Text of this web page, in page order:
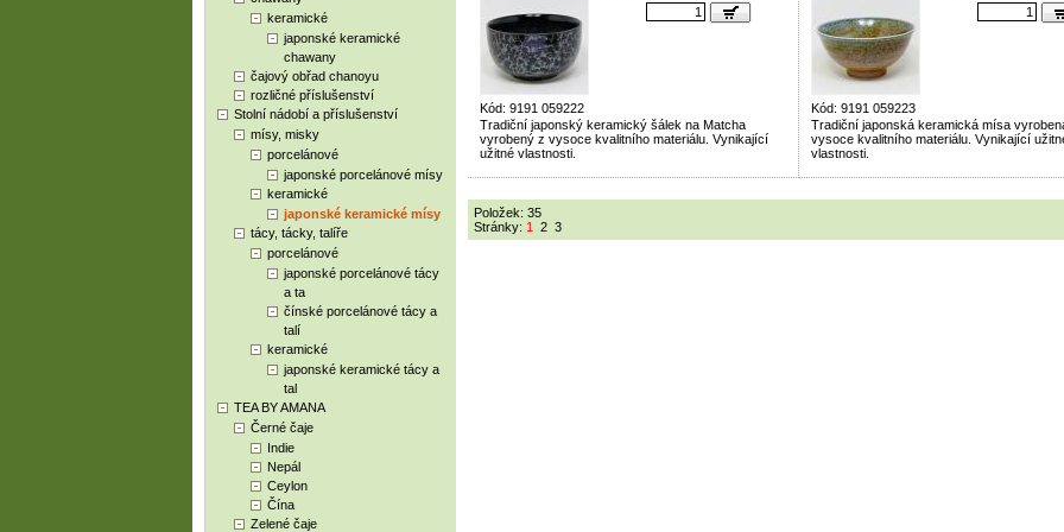
keramické
japonské keramické
chawany
čajový obřad chanoyu
rozličné příslušenství
Stolní nádobí a příslušenství
mísy, misky
porcelánové
japonské porcelánové mísy
keramické
japonské keramické mísy
tácy, tácky, talíře
porcelánové
japonské porcelánové tácy
a ta
čínské porcelánové tácy a
talí
keramické
japonské keramické tácy a
tal
TEA BY AMANA
Černé čaje
Indie
Nepál
Ceylon
Čína
Zelené čaje
Kód: 9191 059222
Tradiční japonský keramický šálek na Matcha
vyrobený z vysoce kvalitního materiálu. Vynikající
užitné vlastnosti.
Kód: 9191 059223
Tradiční japonská keramická mísa
vysoce kvalitního materiálu. Vynikající
vlastnosti.
Položek: 35
Stránky: 1 2 3